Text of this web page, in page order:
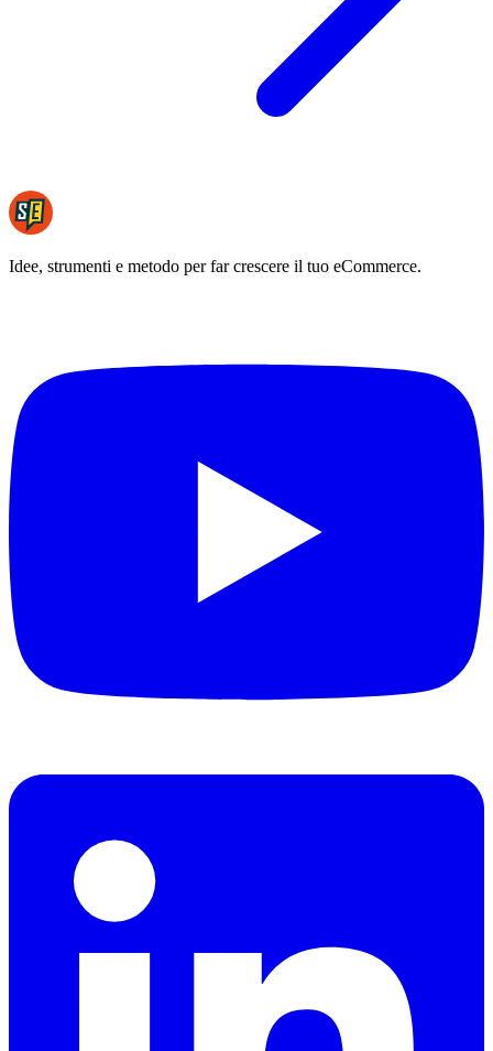
Idee, strumenti e metodo per far crescere il tuo eCommerce.